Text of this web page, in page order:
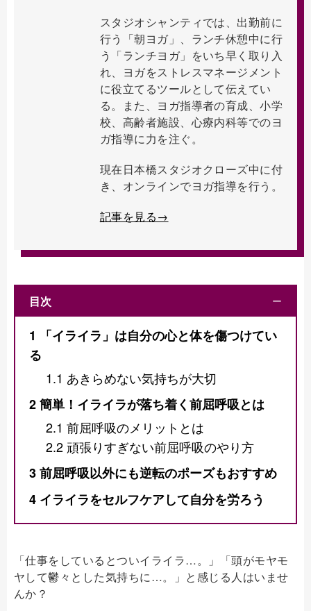
スタジオシャンティでは、出勤前に
行う「朝ヨガ」、ランチ休憩中に行
う「ランチヨガ」をいち早く取り入
れ、ヨガをストレスマネージメント
に役立てるツールとして伝えてい
る。また、ヨガ指導者の育成、小学
校、高齢者施設、心療内科等でのヨ
ガ指導に力を注ぐ。
現在日本橋スタジオクローズ中に付
き、オンラインでヨガ指導を行う。
記事を見る→
目次 ー
1
「イライラ」は自分の心と体を傷つけてい
る
1.1 あきらめない気持ちが大切
2簡単！イライラが落ち着く前屈呼吸とは
2.1 前屈呼吸のメリットとは
2.2頑張りすぎない前屈呼吸のやり方
3前屈呼吸以外にも逆転のポーズもおすすめ
4 イライラをセルフケアして自分を労ろう
「仕事をしているとついイライラ…。」「頭がモヤモ
ヤして鬱々とした気持ちに…。」と感じる人はいませ
んか？